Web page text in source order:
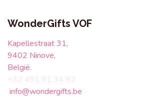
WonderGifts VOF
Kapellestraat 31,
9402 Ninove,
België.
+32 491 91 34 92
info@wondergifts.be